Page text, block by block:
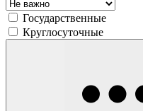
Государственные
Круглосуточные